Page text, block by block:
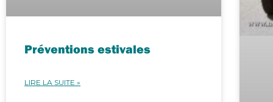
Préventions estivales
LIRE LA SUITE »